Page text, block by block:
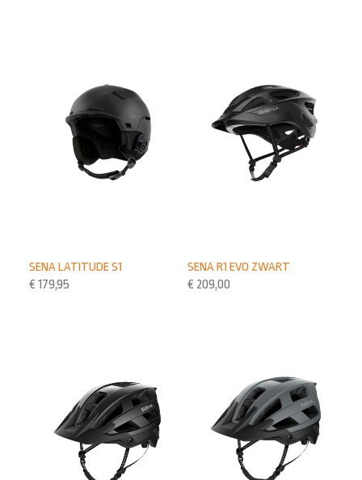
SENA R1 EVO ZWART
€ 209,00
SENA LATITUDE S1
€ 179,95